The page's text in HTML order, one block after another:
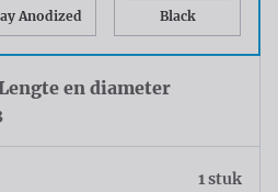
Anodized Black
en diameter
1 stuk